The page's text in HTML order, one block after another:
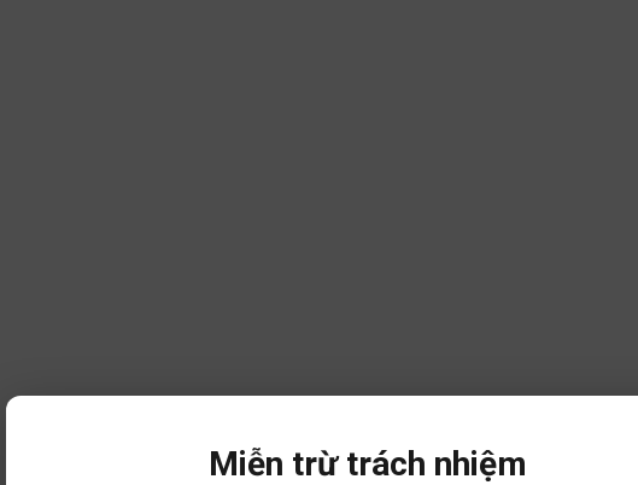
Miễn trừ trách nhiệm